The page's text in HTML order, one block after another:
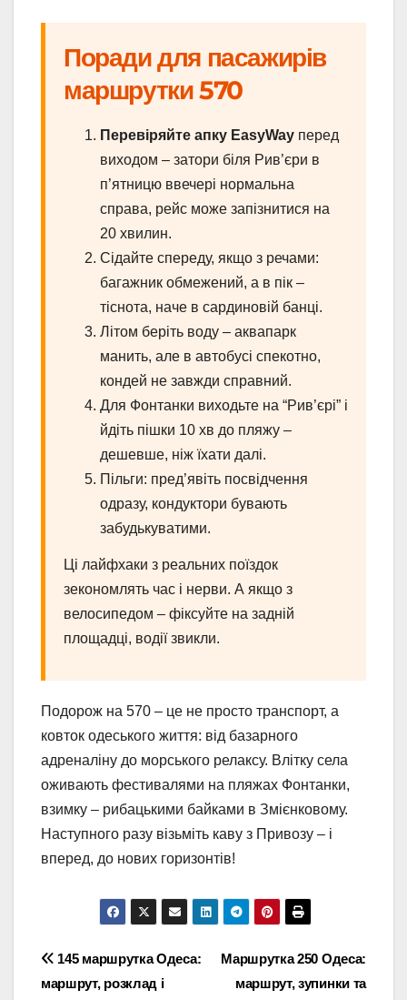
Поради для пасажирів
маршрутки 570
Перевіряйте апку EasyWay перед
виходом – затори біля Рив’єри в
п’ятницю ввечері нормальна
справа, рейс може запізнитися на
20 хвилин.
Сідайте спереду, якщо з речами:
багажник обмежений, а в пік –
тіснота, наче в сардиновій банці.
Літом беріть воду – аквапарк
манить, але в автобусі спекотно,
кондей не завжди справний.
Для Фонтанки виходьте на “Рив’єрі” і
йдіть пішки 10 хв до пляжу –
дешевше, ніж їхати далі.
Пільги: пред’явіть посвідчення
одразу, кондуктори бувають
забудькуватими.
Ці лайфхаки з реальних поїздок
зекономлять час і нерви. А якщо з
велосипедом – фіксуйте на задній
площадці, водії звикли.
Подорож на 570 – це не просто транспорт, а
ковток одеського життя: від базарного
адреналіну до морського релаксу. Влітку села
оживають фестивалями на пляжах Фонтанки,
взимку – рибацькими байками в Змієнковому.
Наступного разу візьміть каву з Привозу – і
вперед, до нових горизонтів!
Навігація
Маршрутка 250 Одеса:
маршрут, зупинки та
145 маршрутка Одеса:
маршрут, розклад і